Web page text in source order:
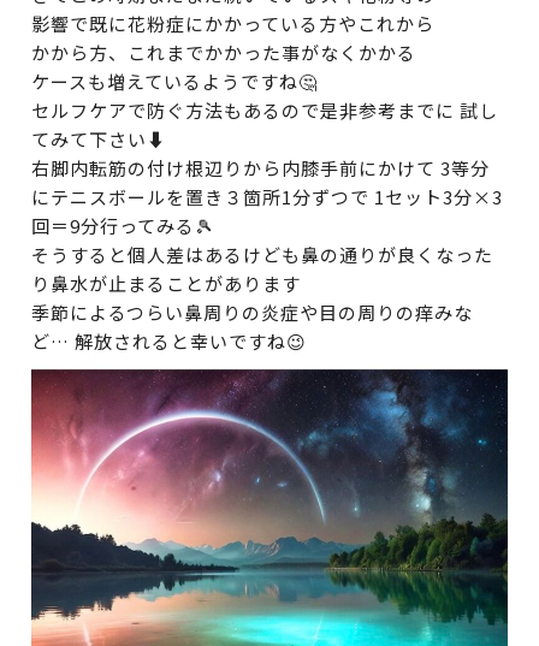
影響で既に花粉症にかかっている方やこれから
かから方、これまでかかった事がなくかかる
ケースも増えているようですね🤔
セルフケアで防ぐ方法もあるので是非参考までに 試し
てみて下さい⬇️
右脚内転筋の付け根辺りから内膝手前にかけて 3等分
にテニスボールを置き３箇所1分ずつで 1セット3分×3
回＝9分行ってみる🎾
そうすると個人差はあるけども鼻の通りが良くなった
り鼻水が止まることがあります
季節によるつらい鼻周りの炎症や目の周りの痒みな
ど… 解放されると幸いですね😉